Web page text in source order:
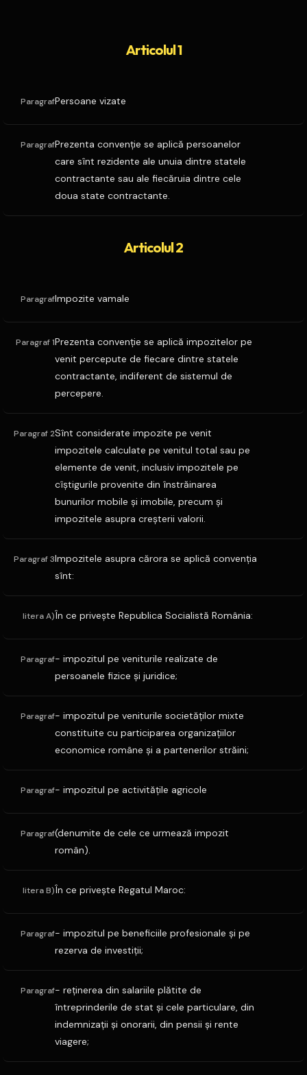
Articolul 1
ParagrafPersoane vizate
ParagrafPrezenta convenţie se aplică persoanelor
care sînt rezidente ale unuia dintre statele
contractante sau ale fiecăruia dintre cele
doua state contractante.
Articolul 2
ParagrafImpozite vamale
Paragraf 1Prezenta convenţie se aplică impozitelor pe
venit percepute de fiecare dintre statele
contractante, indiferent de sistemul de
percepere.
Paragraf 2Sînt considerate impozite pe venit
impozitele calculate pe venitul total sau pe
elemente de venit, inclusiv impozitele pe
cîştigurile provenite din înstrăinarea
bunurilor mobile şi imobile, precum şi
impozitele asupra creşterii valorii.
Paragraf 3Impozitele asupra cărora se aplică convenţia
sînt:
litera A)În ce priveşte Republica Socialistă România:
Paragraf- impozitul pe veniturile realizate de
persoanele fizice şi juridice;
Paragraf- impozitul pe veniturile societăţilor mixte
constituite cu participarea organizaţiilor
economice române şi a partenerilor străini;
Paragraf- impozitul pe activităţile agricole
Paragraf(denumite de cele ce urmează impozit
român).
litera B)În ce priveşte Regatul Maroc:
Paragraf- impozitul pe beneficiile profesionale şi pe
rezerva de investiţii;
Paragraf- reţinerea din salariile plătite de
întreprinderile de stat şi cele particulare, din
indemnizaţii şi onorarii, din pensii şi rente
viagere;